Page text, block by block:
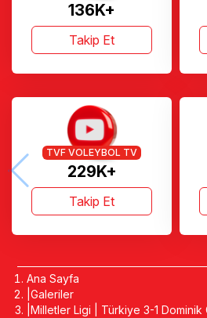
136K+
Takip Et
229K+
TVF VOLEYBOL TV
Takip Et
Ana Sayfa
Galeriler
Milletler Ligi | Türkiye 3-1 Dominik